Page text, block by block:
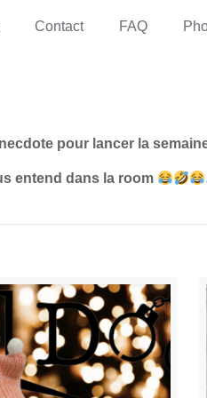
Contact FAQ
pour lancer la
entend dans la room